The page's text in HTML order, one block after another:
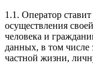
1.1. Оператор
осуществления
человека и
данных, в том числе
частной жизни,